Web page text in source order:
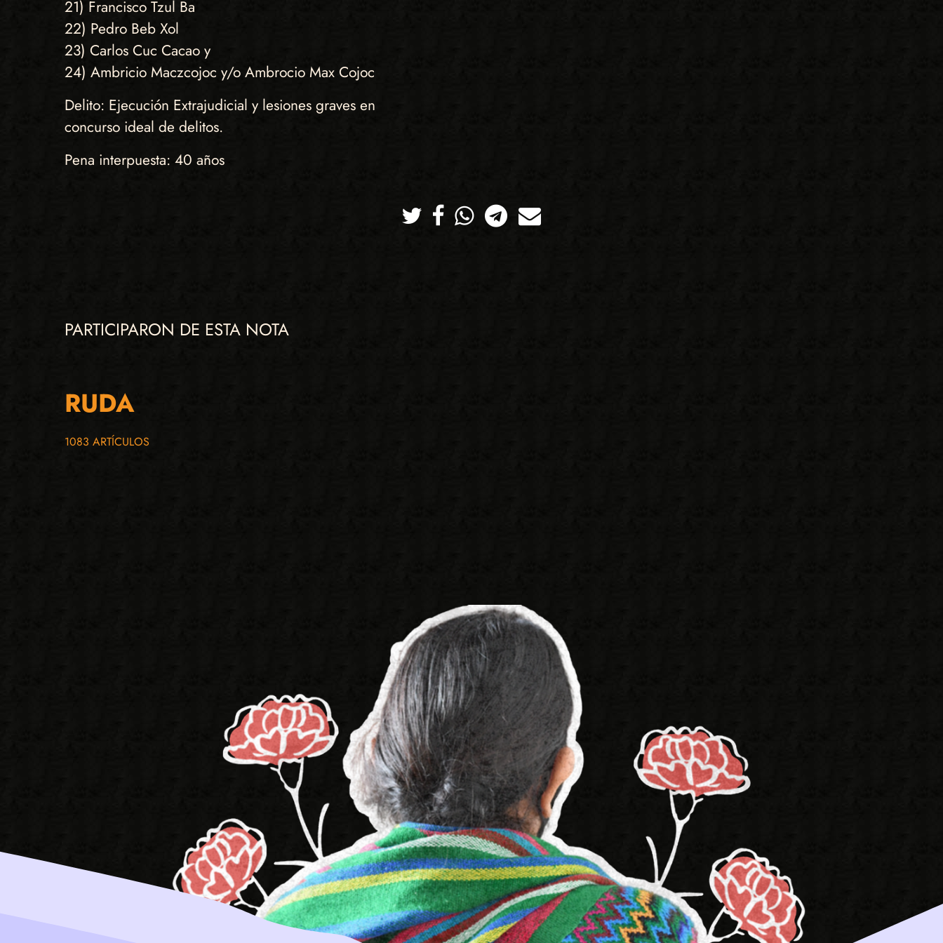
21) Francisco Tzul Ba
22) Pedro Beb Xol
23) Carlos Cuc Cacao y
24) Ambricio Maczcojoc y/o Ambrocio Max Cojoc
Delito: Ejecución Extrajudicial y lesiones graves en
concurso ideal de delitos.
Pena interpuesta: 40 años
TwitterFacebookWhatsappTelegramCorreo
PARTICIPARON DE ESTA NOTA
RUDA
1083 ARTÍCULOS